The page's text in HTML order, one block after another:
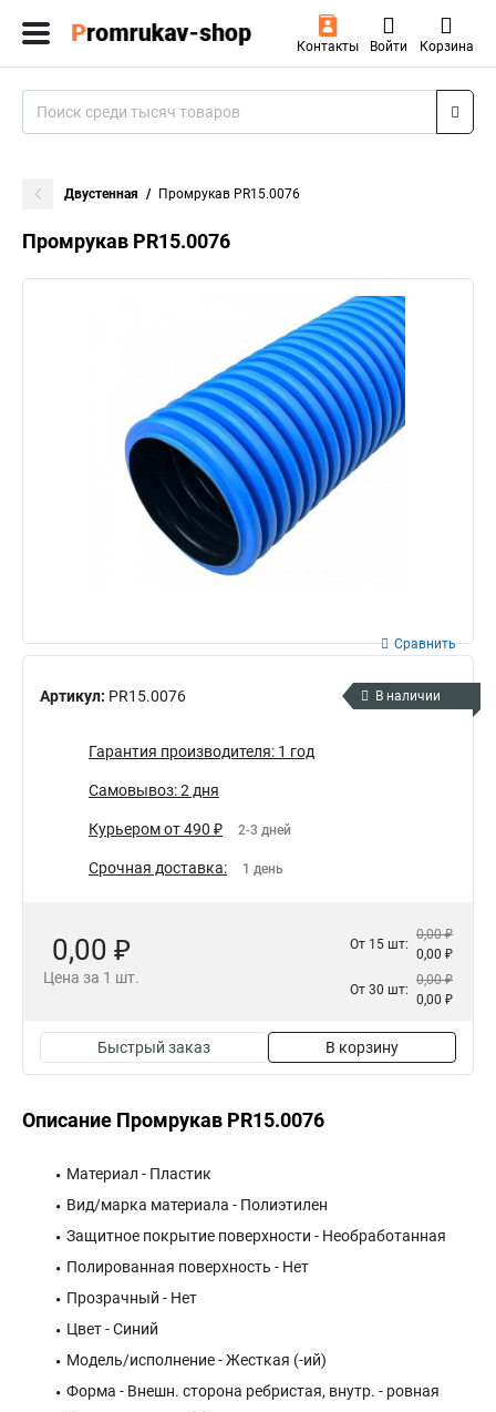
Контакты Войти Корзина
Двустенная Промрукав PR15.0076
Промрукав PR15.0076
Артикул: PR15.0076
Сравнить
В наличии
Гарантия производителя: 1 год
Самовывоз: 2 дня
Курьером от 490 ₽ 2-3 дней
Срочная доставка: 1 день
0,00 ₽
Цена за 1 шт.
От 15 шт:
0,00 ₽
0,00 ₽
От 30 шт:
0,00 ₽
0,00 ₽
Быстрый заказ В корзину
Описание Промрукав PR15.0076
Материал - Пластик
Вид/марка материала - Полиэтилен
Защитное покрытие поверхности - Необработанная
Полированная поверхность - Нет
Прозрачный - Нет
Цвет - Синий
Модель/исполнение - Жесткая (-ий)
Форма - Внешн. сторона ребристая, внутр. - ровная